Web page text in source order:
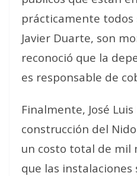
prácticamente todos
Javier Duarte, son
reconoció que la
es responsable de
Finalmente, José
construcción del
un costo total de mil
que las